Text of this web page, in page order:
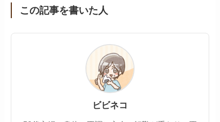
この記事を書いた人
ビビネコ